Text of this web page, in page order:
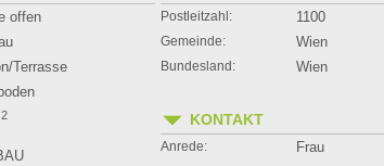
offen
Terrasse
2
Postleitzahl: 1100
Gemeinde: Wien
Bundesland: Wien
KONTAKT
Anrede: Frau